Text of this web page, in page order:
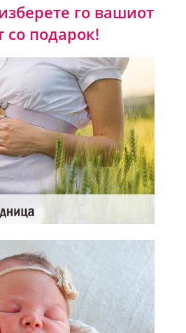
го вашиот
со подарок!